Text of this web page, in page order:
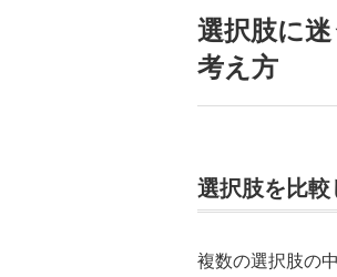
選択肢に
考え方
選択肢を比較
複数の選択肢の